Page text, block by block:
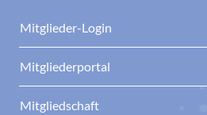
Mitglieder-Login
Mitgliederportal
Mitgliedschaft